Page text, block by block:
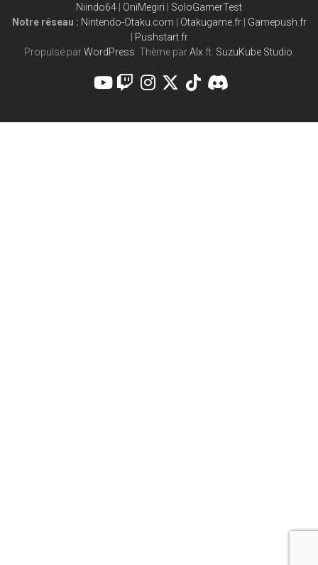
Niindo64
OniMegiri
SoloGamerTest
Notre réseau : Nintendo-Otaku.com Otakugame.fr| Gamepush.fr
Pushstart.fr
Propulsé parWordPress . Thème parAlx ft. SuzuKube Studio